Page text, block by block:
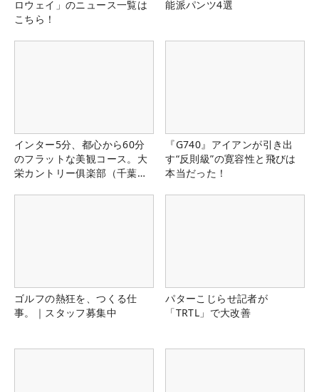
ロウェイ」のニュース一覧は
こちら！
能派パンツ4選
インター5分、都心から60分
のフラットな美観コース。大
栄カントリー俱楽部（千葉
『G740』アイアンが引き出
す“反則級”の寛容性と飛びは
本当だった！
ゴルフの熱狂を、つくる仕
事。｜スタッフ募集中
パターこじらせ記者が
「TRTL」で大改善